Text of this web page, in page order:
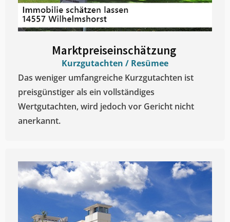
Marktpreiseinschätzung ​
Kurzgutachten / Resümee
Das weniger umfangreiche Kurzgutachten ist
preisgünstiger als ein vollständiges
Wertgutachten, wird jedoch vor Gericht nicht
anerkannt.